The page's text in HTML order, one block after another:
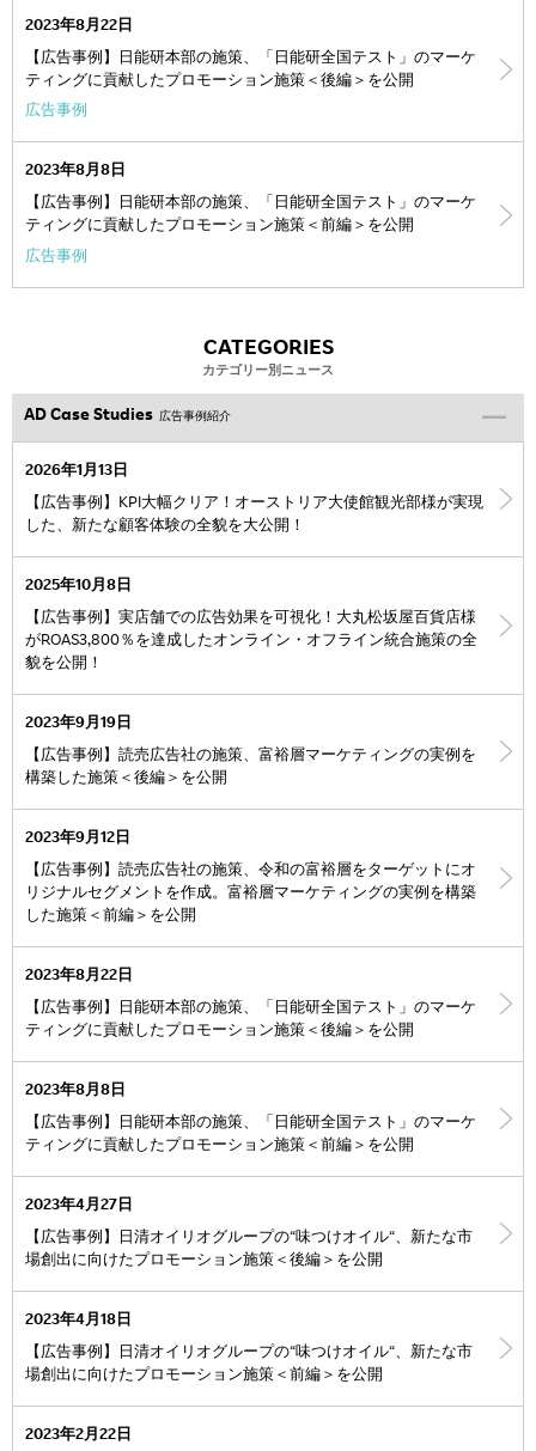
2023年8月22日
【広告事例】日能研本部の施策、「日能研全国テスト」のマーケ
ティングに貢献したプロモーション施策＜後編＞を公開
広告事例
2023年8月8日
【広告事例】日能研本部の施策、「日能研全国テスト」のマーケ
ティングに貢献したプロモーション施策＜前編＞を公開
広告事例
CATEGORIES
カテゴリー別ニュース
AD Case Studies 広告事例紹介
2026年1月13日
【広告事例】KPI大幅クリア！オーストリア大使館観光部様が実現
した、新たな顧客体験の全貌を大公開！
2025年10月8日
【広告事例】実店舗での広告効果を可視化！大丸松坂屋百貨店様
がROAS3,800％を達成したオンライン・オフライン統合施策の全
貌を公開！
2023年9月19日
【広告事例】読売広告社の施策、富裕層マーケティングの実例を
構築した施策＜後編＞を公開
2023年9月12日
【広告事例】読売広告社の施策、令和の富裕層をターゲットにオ
リジナルセグメントを作成。富裕層マーケティングの実例を構築
した施策＜前編＞を公開
2023年8月22日
【広告事例】日能研本部の施策、「日能研全国テスト」のマーケ
ティングに貢献したプロモーション施策＜後編＞を公開
2023年8月8日
【広告事例】日能研本部の施策、「日能研全国テスト」のマーケ
ティングに貢献したプロモーション施策＜前編＞を公開
2023年4月27日
【広告事例】日清オイリオグループの“味つけオイル“、新たな市
場創出に向けたプロモーション施策＜後編＞を公開
2023年4月18日
【広告事例】日清オイリオグループの“味つけオイル“、新たな市
場創出に向けたプロモーション施策＜前編＞を公開
2023年2月22日